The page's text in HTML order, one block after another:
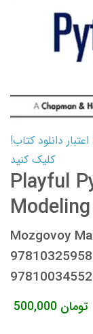
کارت اعتباری کتاب دانلود با 10,000,000 اعتبار دانلود کتاب!
کلیک کنید
Playful
Mozgovoy
500,000 تومان